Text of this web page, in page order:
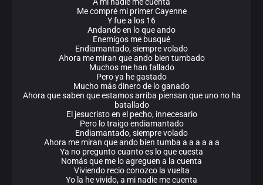
Me compré mi primer Cayenne
Y fue a los 16
Andando en lo que ando
Enemigos me busqué
Endiamantado, siempre volado
Ahora me miran que ando bien tumbado
Muchos me han fallado
Pero ya he gastado
Mucho más dinero de lo ganado
Ahora que saben que estamos arriba piensan que uno no ha
batallado
El jesucristo en el pecho, innecesario
Pero lo traigo endiamantado
Endiamantado, siempre volado
Ahora me miran que ando bien tumba a a a a a a
Ya no pregunto cuanto es lo que cuesta
Nomás que me lo agreguen a la cuenta
Viviendo recio conozco la vuelta
Yo la he vivido, a mi nadie me cuenta